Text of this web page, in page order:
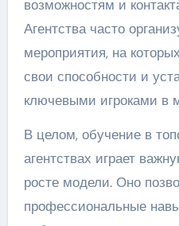
возможностям и
Агентства часто
мероприятия, на
свои способности и
ключевыми игроками в
В целом, обучение в
агентствах играет
росте модели. Оно
профессиональные